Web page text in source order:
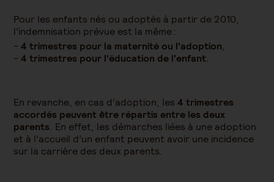
Pour les enfants nés ou adoptés à partir de 2010,
l’indemnisation prévue est la même :
4 trimestres pour la maternité ou l'adoption,
4 trimestres pour l'éducation de l'enfant.
En revanche, en cas d’adoption, les 4 trimestres
accordés peuvent être répartis entre les deux
parents. En effet, les démarches liées à une adoption
et à l’accueil d’un enfant peuvent avoir une incidence
sur la carrière des deux parents.